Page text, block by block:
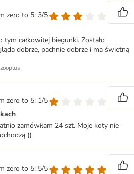
zero to 5: 3/5
tym całkowitej biegunki. Zostało
dobrze, pachnie dobrze i ma świetną
zero to 5: 1/5
zamówiłam 24 szt. Moje koty nie
((
zero to 5: 5/5